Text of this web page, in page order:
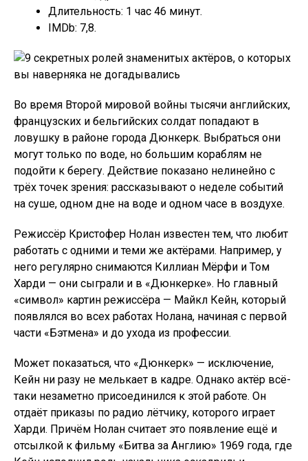
Длительность: 1 час 46 минут.
IMDb: 7,8.
Во время Второй мировой войны тысячи английских,
французских и бельгийских солдат попадают в
ловушку в районе города Дюнкерк. Выбраться они
могут только по воде, но большим кораблям не
подойти к берегу. Действие показано нелинейно с
трёх точек зрения: рассказывают о неделе событий
на суше, одном дне на воде и одном часе в воздухе.
Режиссёр Кристофер Нолан известен тем, что любит
работать с одними и теми же актёрами. Например, у
него регулярно снимаются Киллиан Мёрфи и Том
Харди — они сыграли и в «Дюнкерке». Но главный
«символ» картин режиссёра — Майкл Кейн, который
появлялся во всех работах Нолана, начиная с первой
части «Бэтмена» и до ухода из профессии.
Может показаться, что «Дюнкерк» — исключение,
Кейн ни разу не мелькает в кадре. Однако актёр всё-
таки незаметно присоединился к этой работе. Он
отдаёт приказы по радио лётчику, которого играет
Харди. Причём Нолан считает это появление ещё и
отсылкой к фильму «Битва за Англию» 1969 года, где